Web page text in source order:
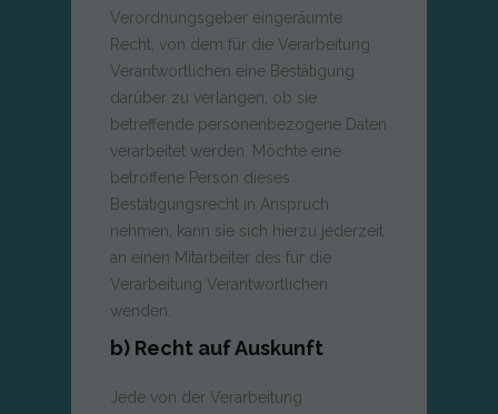
Verordnungsgeber eingeräumte
Recht, von dem für die Verarbeitung
Verantwortlichen eine Bestätigung
darüber zu verlangen, ob sie
betreffende personenbezogene Daten
verarbeitet werden. Möchte eine
betroffene Person dieses
Bestätigungsrecht in Anspruch
nehmen, kann sie sich hierzu jederzeit
an einen Mitarbeiter des für die
Verarbeitung Verantwortlichen
wenden.
b) Recht auf Auskunft
Jede von der Verarbeitung